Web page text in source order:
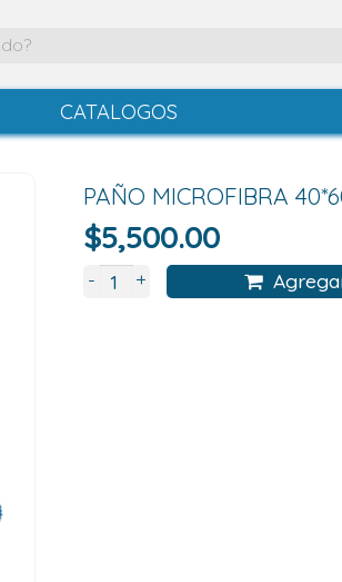
CATALOGOS
PAÑO MICROFIBRA
$5,500.00
- +